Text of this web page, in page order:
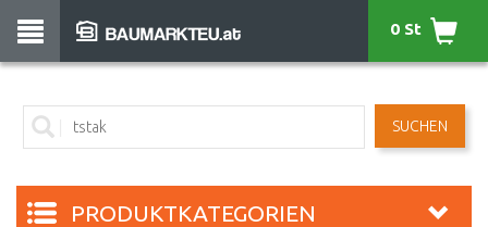
SUCHEN
0 St
PRODUKTKATEGORIEN